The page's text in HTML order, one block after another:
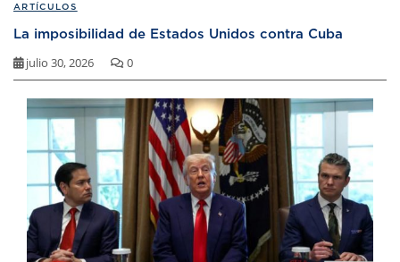
ARTÍCULOS
La imposibilidad de Estados Unidos contra Cuba
julio 30, 2026 0